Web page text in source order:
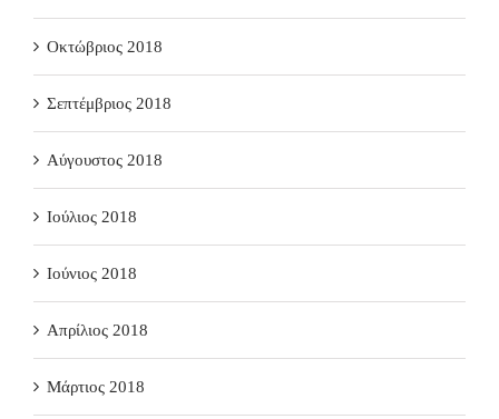
Οκτώβριος 2018
Σεπτέμβριος 2018
Αύγουστος 2018
Ιούλιος 2018
Ιούνιος 2018
Απρίλιος 2018
Μάρτιος 2018